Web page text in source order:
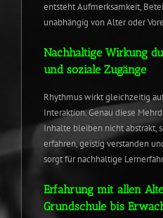
entsteht Aufmerksamkeit,
unabhängig von Alter oder
Nachhaltige Wirkung
und soziale Zugänge
Rhythmus wirkt gleichzeitig
Interaktion. Genau diese
Inhalte bleiben nicht abstrakt,
erfahren, geistig verstanden
sorgt für nachhaltige
Erfahrung mit allen
Grundschule bis